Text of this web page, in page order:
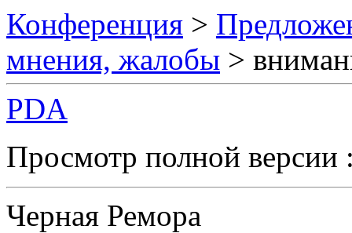
Конференция >
мнения, жалобы >
PDA
Просмотр полной
Черная Ремора